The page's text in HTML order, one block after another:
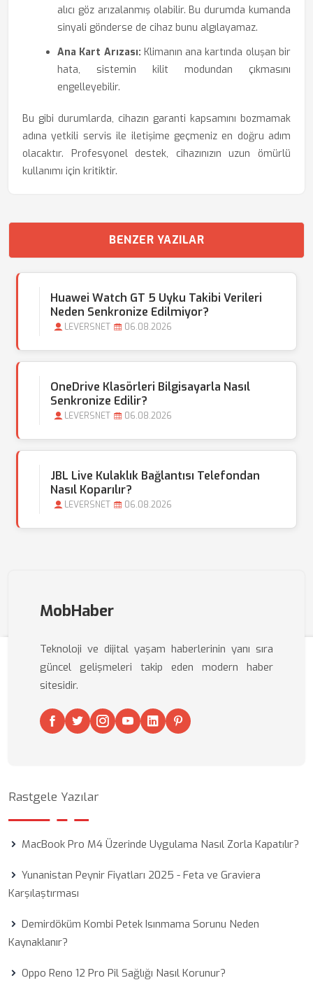
alıcı göz arızalanmış olabilir. Bu durumda kumanda
sinyali gönderse de cihaz bunu algılayamaz.
Ana Kart Arızası: Klimanın ana kartında oluşan bir
hata, sistemin kilit modundan çıkmasını
engelleyebilir.
Bu gibi durumlarda, cihazın garanti kapsamını bozmamak
adına yetkili servis ile iletişime geçmeniz en doğru adım
olacaktır. Profesyonel destek, cihazınızın uzun ömürlü
kullanımı için kritiktir.
BENZER YAZILAR
Huawei Watch GT 5 Uyku Takibi Verileri
Neden Senkronize Edilmiyor?
LEVERSNET 06.08.2026
OneDrive Klasörleri Bilgisayarla Nasıl
Senkronize Edilir?
LEVERSNET 06.08.2026
JBL Live Kulaklık Bağlantısı Telefondan
Nasıl Koparılır?
LEVERSNET 06.08.2026
MobHaber
Teknoloji ve dijital yaşam haberlerinin yanı sıra
güncel gelişmeleri takip eden modern haber
sitesidir.
Rastgele Yazılar
MacBook Pro M4 Üzerinde Uygulama Nasıl Zorla Kapatılır?
Yunanistan Peynir Fiyatları 2025 - Feta ve Graviera
Karşılaştırması
Demirdöküm Kombi Petek Isınmama Sorunu Neden
Kaynaklanır?
Oppo Reno 12 Pro Pil Sağlığı Nasıl Korunur?